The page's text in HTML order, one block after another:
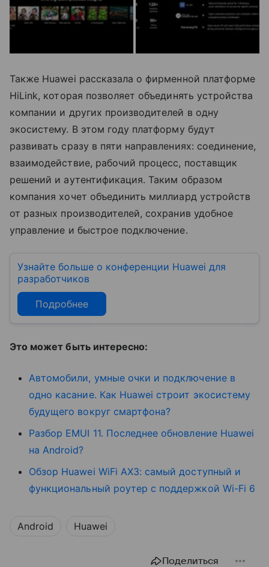
Также Huawei рассказала о фирменной платформе
HiLink, которая позволяет объединять устройства
компании и других производителей в одну
экосистему. В этом году платформу будут
развивать сразу в пяти направлениях: соединение,
взаимодействие, рабочий процесс, поставщик
решений и аутентификация. Таким образом
компания хочет объединить миллиард устройств
от разных производителей, сохранив удобное
управление и быстрое подключение.
Узнайте больше о конференции Huawei для
разработчиков
Подробнее
Это может быть интересно:
Автомобили, умные очки и подключение в
одно касание. Как Huawei строит экосистему
будущего вокруг смартфона?
Разбор EMUI 11. Последнее обновление Huawei
на Android?
Обзор Huawei WiFi AX3: самый доступный и
функциональный роутер с поддержкой Wi-Fi 6
Android Huawei
Поделиться